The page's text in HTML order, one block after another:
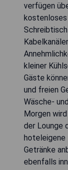
verfügen
kostenloses
kleiner
Gäste
und freien
Wäsche-
Morgen
der Lounge
hoteleigene
Getränke
ebenfalls